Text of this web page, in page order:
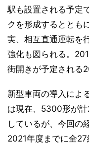
駅も設置される予定
クを形成するととも
実、相互直通運転を
強化も図られる。
街開きが予定される
新型車両の導入によ
は現在、5300形が
しているが、今回の
2021年度までに全